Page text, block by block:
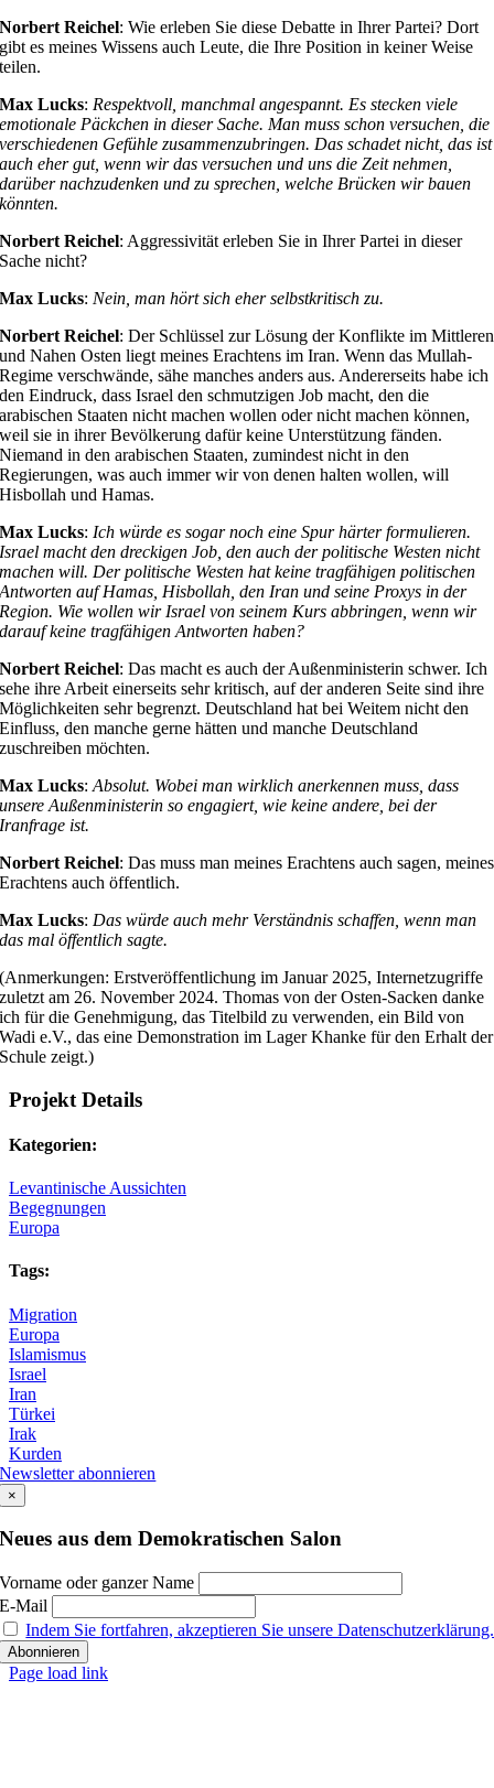
Norbert Reichel: Wie erleben Sie diese Debatte in Ihrer Partei? Dort
gibt es meines Wissens auch Leute, die Ihre Position in keiner Weise
teilen.
Max Lucks: Respektvoll, manchmal angespannt. Es stecken viele
emotionale Päckchen in dieser Sache. Man muss schon versuchen, die
verschiedenen Gefühle zusammenzubringen. Das schadet nicht, das ist
auch eher gut, wenn wir das versuchen und uns die Zeit nehmen,
darüber nachzudenken und zu sprechen, welche Brücken wir bauen
könnten.
Norbert Reichel: Aggressivität erleben Sie in Ihrer Partei in dieser
Sache nicht?
Max Lucks: Nein, man hört sich eher selbstkritisch zu.
Norbert Reichel: Der Schlüssel zur Lösung der Konflikte im Mittleren
und Nahen Osten liegt meines Erachtens im Iran. Wenn das Mullah-
Regime verschwände, sähe manches anders aus. Andererseits habe ich
den Eindruck, dass Israel den schmutzigen Job macht, den die
arabischen Staaten nicht machen wollen oder nicht machen können,
weil sie in ihrer Bevölkerung dafür keine Unterstützung fänden.
Niemand in den arabischen Staaten, zumindest nicht in den
Regierungen, was auch immer wir von denen halten wollen, will
Hisbollah und Hamas.
Max Lucks: Ich würde es sogar noch eine Spur härter formulieren.
Israel macht den dreckigen Job, den auch der politische Westen nicht
machen will. Der politische Westen hat keine tragfähigen politischen
Antworten auf Hamas, Hisbollah, den Iran und seine Proxys in der
Region. Wie wollen wir Israel von seinem Kurs abbringen, wenn wir
darauf keine tragfähigen Antworten haben?
Norbert Reichel: Das macht es auch der Außenministerin schwer. Ich
sehe ihre Arbeit einerseits sehr kritisch, auf der anderen Seite sind ihre
Möglichkeiten sehr begrenzt. Deutschland hat bei Weitem nicht den
Einfluss, den manche gerne hätten und manche Deutschland
zuschreiben möchten.
Max Lucks:Absolut. Wobei man wirklich anerkennen muss, dass
unsere Außenministerin so engagiert, wie keine andere, bei der
Iranfrage ist.
Norbert Reichel: Das muss man meines Erachtens auch sagen, meines
Erachtens auch öffentlich.
Max Lucks: Das würde auch mehr Verständnis schaffen, wenn man
das mal öffentlich sagte.
(Anmerkungen: Erstveröffentlichung im Januar 2025, Internetzugriffe
zuletzt am 26. November 2024. Thomas von der Osten-Sacken danke
ich für die Genehmigung, das Titelbild zu verwenden, ein Bild von
Wadi e.V., das eine Demonstration im Lager Khanke für den Erhalt der
Schule zeigt.)
Projekt Details
Kategorien:
Levantinische Aussichten
Begegnungen
Europa
Tags:
Migration
Europa
Islamismus
Israel
Iran
Türkei
Irak
Kurden
Newsletter abonnieren
×
Neues aus dem Demokratischen Salon
Vorname oder ganzer Name
E-Mail
Indem Sie fortfahren, akzeptieren Sie unsere Datenschutzerklärung.
Page load link